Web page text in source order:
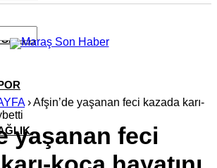
›Afşin’de yaşanan feci kazada karı-
yaşanan feci